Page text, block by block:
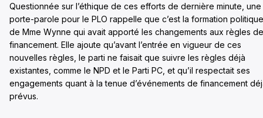
Questionnée sur l’éthique de ces efforts de dernière minute, une
porte-parole pour le PLO rappelle que c’est la formation politique
de Mme Wynne qui avait apporté les changements aux règles de
financement. Elle ajoute qu’avant l’entrée en vigueur de ces
nouvelles règles, le parti ne faisait que suivre les règles déjà
existantes, comme le NPD et le Parti PC, et qu’il respectait ses
engagements quant à la tenue d’événements de financement
prévus.